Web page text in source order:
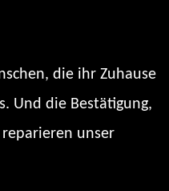
die ihr Zuhause
Und die Bestätigung,
unser